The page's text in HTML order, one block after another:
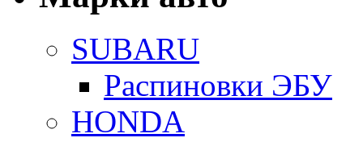
SUBARU
Распиновки ЭБУ
HONDA